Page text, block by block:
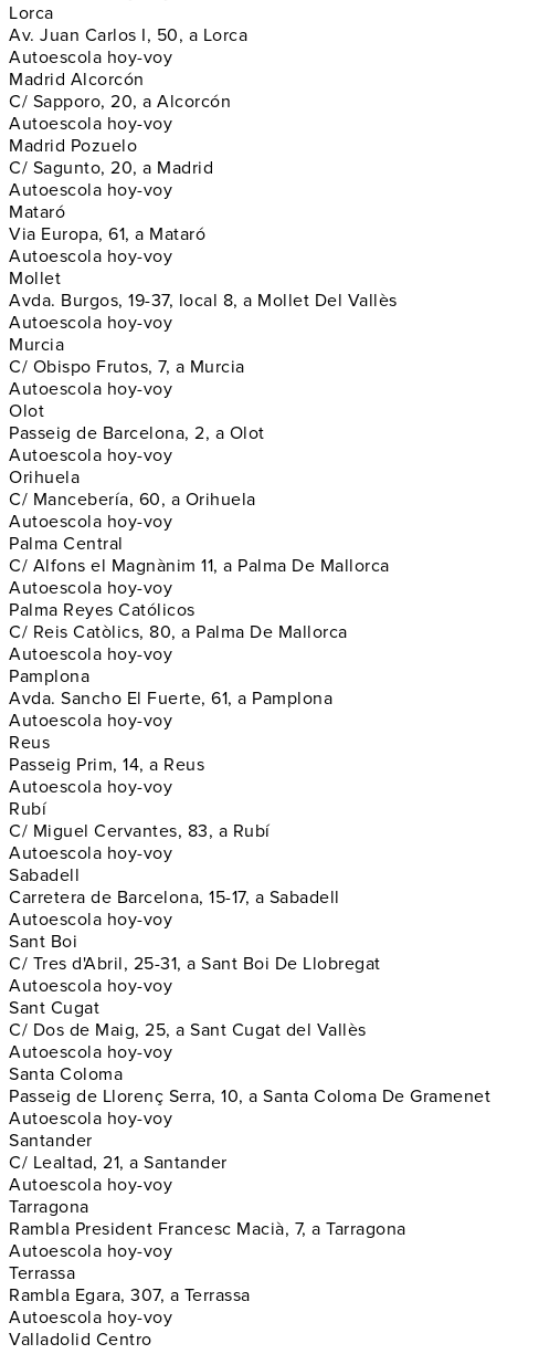
Lorca
Av. Juan Carlos I, 50, a Lorca
Autoescola hoy-voy
Madrid Alcorcón
C/ Sapporo, 20, a Alcorcón
Autoescola hoy-voy
Madrid Pozuelo
C/ Sagunto, 20, a Madrid
Autoescola hoy-voy
Mataró
Via Europa, 61, a Mataró
Autoescola hoy-voy
Mollet
Avda. Burgos, 19-37, local 8, a Mollet Del Vallès
Autoescola hoy-voy
Murcia
C/ Obispo Frutos, 7, a Murcia
Autoescola hoy-voy
Olot
Passeig de Barcelona, 2, a Olot
Autoescola hoy-voy
Orihuela
C/ Mancebería, 60, a Orihuela
Autoescola hoy-voy
Palma Central
C/ Alfons el Magnànim 11, a Palma De Mallorca
Autoescola hoy-voy
Palma Reyes Católicos
C/ Reis Catòlics, 80, a Palma De Mallorca
Autoescola hoy-voy
Pamplona
Avda. Sancho El Fuerte, 61, a Pamplona
Autoescola hoy-voy
Reus
Passeig Prim, 14, a Reus
Autoescola hoy-voy
Rubí
C/ Miguel Cervantes, 83, a Rubí
Autoescola hoy-voy
Sabadell
Carretera de Barcelona, 15-17, a Sabadell
Autoescola hoy-voy
Sant Boi
C/ Tres d'Abril, 25-31, a Sant Boi De Llobregat
Autoescola hoy-voy
Sant Cugat
C/ Dos de Maig, 25, a Sant Cugat del Vallès
Autoescola hoy-voy
Santa Coloma
Passeig de Llorenç Serra, 10, a Santa Coloma De Gramenet
Autoescola hoy-voy
Santander
C/ Lealtad, 21, a Santander
Autoescola hoy-voy
Tarragona
Rambla President Francesc Macià, 7, a Tarragona
Autoescola hoy-voy
Terrassa
Rambla Egara, 307, a Terrassa
Autoescola hoy-voy
Valladolid Centro